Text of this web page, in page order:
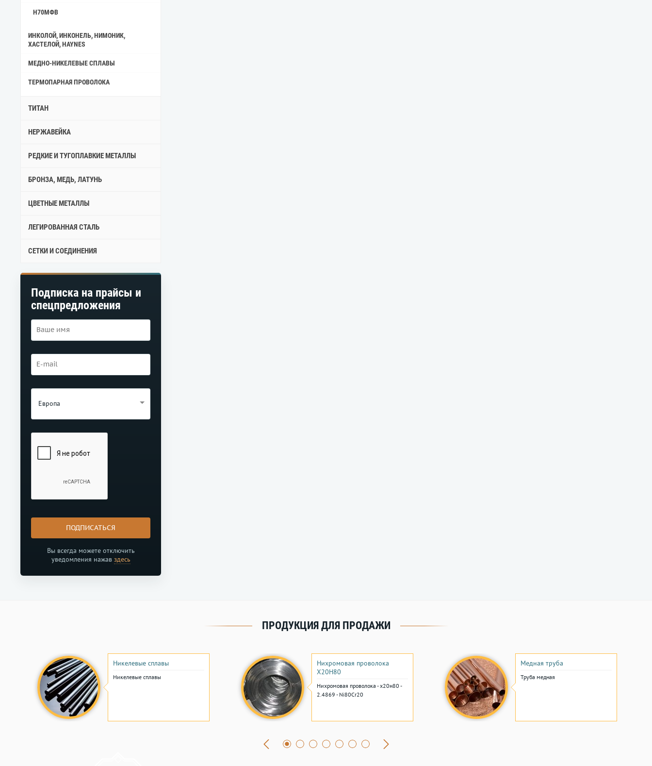
Н70МФВ
ИНКОЛОЙ, ИНКОНЕЛЬ, НИМОНИК,
ХАСТЕЛОЙ, HAYNES
МЕДНО-НИКЕЛЕВЫЕ СПЛАВЫ
ТЕРМОПАРНАЯ ПРОВОЛОКА
ТИТАН
НЕРЖАВЕЙКА
РЕДКИЕ И ТУГОПЛАВКИЕ МЕТАЛЛЫ
БРОНЗА, МЕДЬ, ЛАТУНЬ
ЦВЕТНЫЕ МЕТАЛЛЫ
ЛЕГИРОВАННАЯ СТАЛЬ
СЕТКИ И СОЕДИНЕНИЯ
Подписка на прайсы и
спецпредложения
Европа
ПОДПИСАТЬСЯ
Вы всегда можете отключить
уведомления нажав здесь
ПРОДУКЦИЯ ДЛЯ ПРОДАЖИ
Никелевые сплавы
Никелевые сплавы
Нихромовая проволока
Х20Н80
Нихромовая проволока - х20н80 -
2.4869 - Ni80Cr20
Медная труба
Труба медная